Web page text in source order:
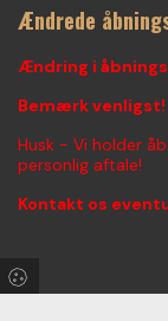
Ændrede
Ændring i
Bemærk venligst!
Husk - Vi holder
personlig aftale!
Kontakt os